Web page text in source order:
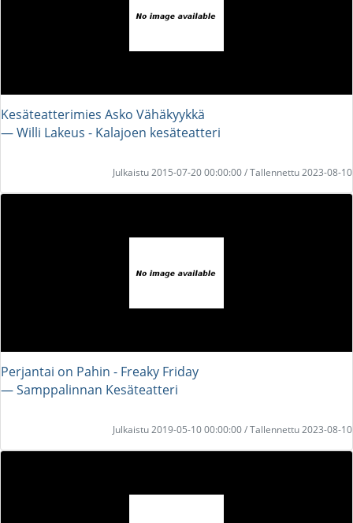
Kesäteatterimies Asko Vähäkyykkä
― Willi Lakeus - Kalajoen kesäteatteri
Julkaistu 2015-07-20 00:00:00 / Tallennettu 2023-08-10
Perjantai on Pahin - Freaky Friday
― Samppalinnan Kesäteatteri
Julkaistu 2019-05-10 00:00:00 / Tallennettu 2023-08-10